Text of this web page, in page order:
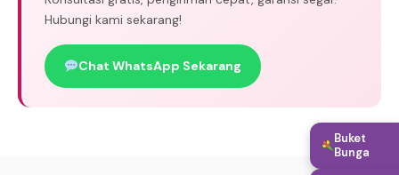
Hubungi kami sekarang!
Chat WhatsApp Sekarang
Buket
Bunga